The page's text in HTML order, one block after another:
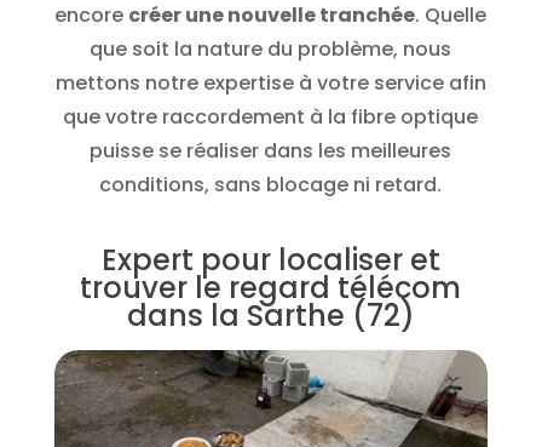
encore créer une nouvelle tranchée. Quelle
que soit la nature du problème, nous
mettons notre expertise à votre service afin
que votre raccordement à la fibre optique
puisse se réaliser dans les meilleures
conditions, sans blocage ni retard.
Expert pour localiser et
trouver le regard télécom
dans la Sarthe (72)